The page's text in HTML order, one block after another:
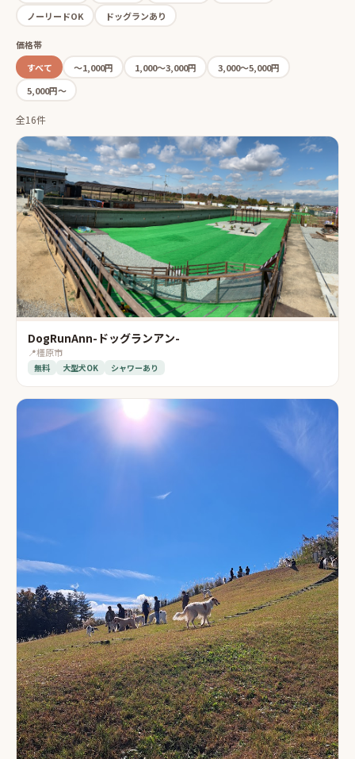
ノーリードOK
ドッグランあり
価格帯
すべて
〜1,000円 1,000〜3,000円
3,000〜5,000円
5,000円〜
全16件
DogRunAnn-ドッグランアン-
📍橿原市
無料 大型犬OK シャワーあり